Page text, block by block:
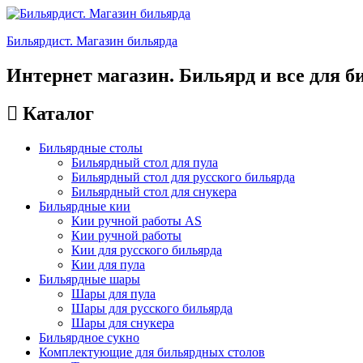
Бильярдист. Магазин бильярда
Интернет магазин. Бильярд и все для
Каталог
Бильярдные столы
Бильярдный стол для пула
Бильярдный стол для русского бильярда
Бильярдный стол для снукера
Бильярдные кии
Кии ручной работы AS
Кии ручной работы
Кии для русского бильярда
Кии для пула
Бильярдные шары
Шары для пула
Шары для русского бильярда
Шары для снукера
Бильярдное сукно
Комплектующие для бильярдных столов